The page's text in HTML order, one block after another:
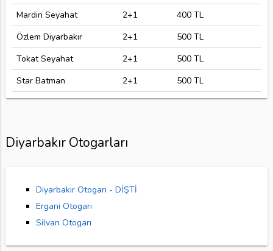
Mardin Seyahat
2+1
400 TL
Özlem Diyarbakır
2+1
500 TL
Tokat Seyahat
2+1
500 TL
Star Batman
2+1 500 TL
Diyarbakır Otogarları
Diyarbakır Otogarı - DİŞTİ
Ergani Otogarı
Silvan Otogarı